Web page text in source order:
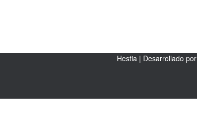
Hestia | Desarrollado por